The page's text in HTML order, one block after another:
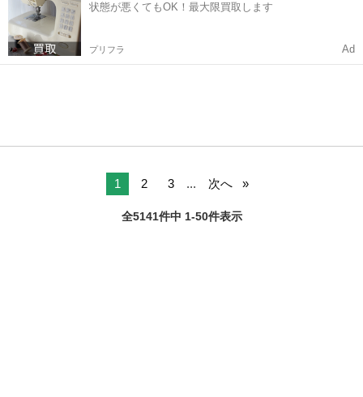
状態が悪くてもOK！最大限買取します
プリフラ Ad
1 2 3 ... 次へ
全5141件中 1-50件表示